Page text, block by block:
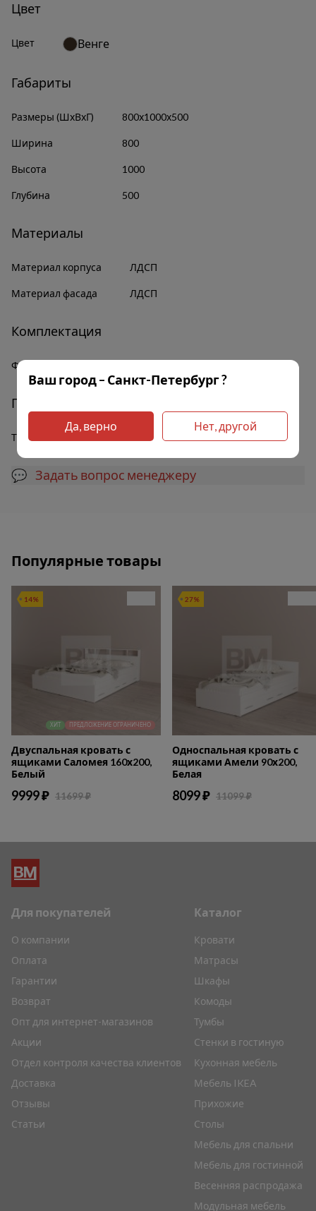
Цвет
Цвет Венге
Габариты
Размеры (ШхВхГ) 800х1000х500
Ширина 800
Высота 1000
Глубина 500
Материалы
Материал корпуса ЛДСП
Материал фасада ЛДСП
Комплектация
Фурнитура
Прочее
Тип ящиков Выкатные
💬 Задать вопрос менеджеру
Популярные товары
14%
ХИТ ПРЕДЛОЖЕНИЕ ОГРАНИЧЕНО
Двуспальная кровать с
ящиками Саломея 160х200,
Белый
9999 ₽ 11699 ₽
27%
Односпальная кровать с
ящиками Амели 90х200,
Белая
8099 ₽ 11099 ₽
Ваш город – Санкт-Петербург ?
Да, верно Нет, другой
Каталог
Кровати
Матрасы
Шкафы
Комоды
Тумбы
Стенки в гостиную
Кухонная мебель
Мебель IKEA
Прихожие
Столы
Мебель для спальни
Мебель для гостинной
Весенняя распродажа
Модульная мебель
Для покупателей
О компании
Оплата
Гарантии
Возврат
Опт для интернет-магазинов
Акции
Отдел контроля качества клиентов
Доставка
Отзывы
Статьи